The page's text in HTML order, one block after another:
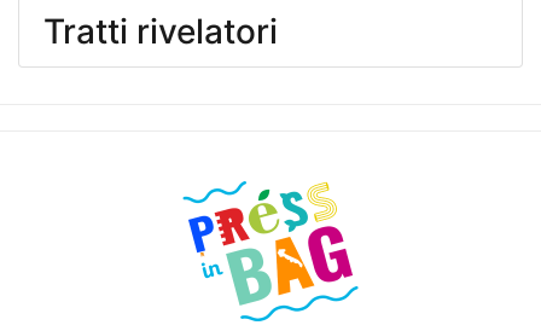
Tratti rivelatori